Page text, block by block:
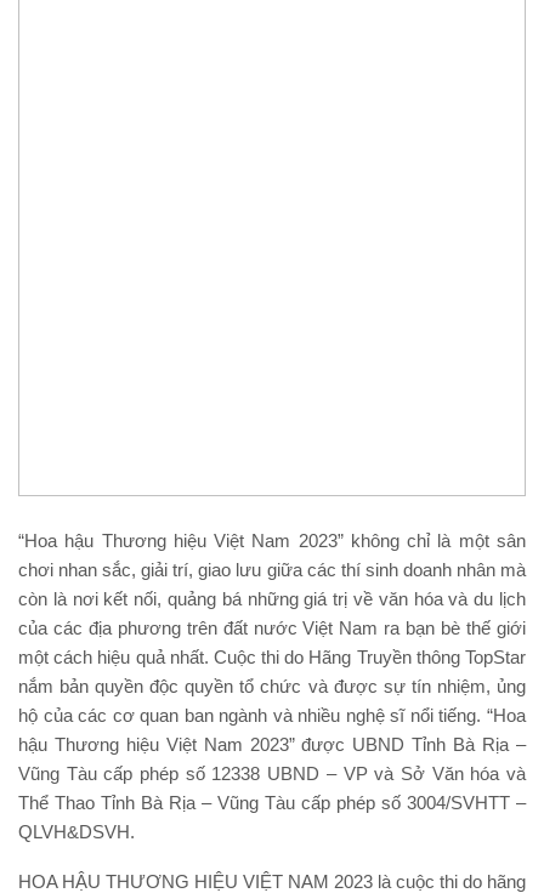
“Hoa hậu Thương hiệu Việt Nam 2023” không chỉ là một sân
chơi nhan sắc, giải trí, giao lưu giữa các thí sinh doanh nhân mà
còn là nơi kết nối, quảng bá những giá trị về văn hóa và du lịch
của các địa phương trên đất nước Việt Nam ra bạn bè thế giới
một cách hiệu quả nhất. Cuộc thi do Hãng Truyền thông TopStar
nắm bản quyền độc quyền tổ chức và được sự tín nhiệm, ủng
hộ của các cơ quan ban ngành và nhiều nghệ sĩ nổi tiếng. “Hoa
hậu Thương hiệu Việt Nam 2023” được UBND Tỉnh Bà Rịa –
Vũng Tàu cấp phép số 12338 UBND – VP và Sở Văn hóa và
Thể Thao Tỉnh Bà Rịa – Vũng Tàu cấp phép số 3004/SVHTT –
QLVH&DSVH.
HOA HẬU THƯƠNG HIỆU VIỆT NAM 2023 là cuộc thi do hãng